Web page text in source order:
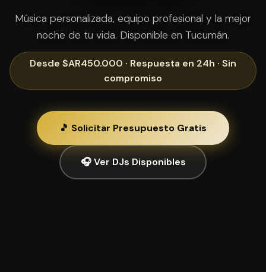
Música personalizada, equipo profesional y la mejor
noche de tu vida. Disponible en Tucumán.
Desde $AR450.000 · Respuesta en 24h · Sin
compromiso
🎵 Solicitar Presupuesto Gratis
🎧 Ver DJs Disponibles